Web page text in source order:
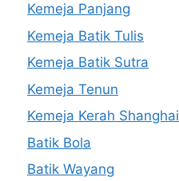
Kemeja Panjang
Kemeja Batik Tulis
Kemeja Batik Sutra
Kemeja Tenun
Kemeja Kerah Shanghai
Batik Bola
Batik Wayang